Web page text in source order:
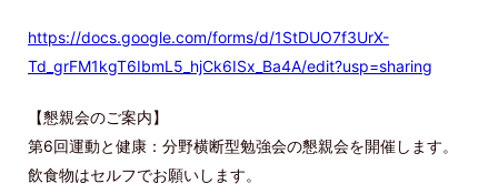
https://docs.google.com/forms/d/1StDUO7f3UrX-
Td_grFM1kgT6IbmL5_hjCk6ISx_Ba4A/edit?usp=sharing
【懇親会のご案内】
第6回運動と健康：分野横断型勉強会の懇親会を開催します。
飲食物はセルフでお願いします。